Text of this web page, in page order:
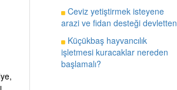
Ceviz yetiştirmek isteyene
arazi ve fidan desteği devletten
Küçükbaş hayvancılık
işletmesi kuracaklar nereden
başlamalı?